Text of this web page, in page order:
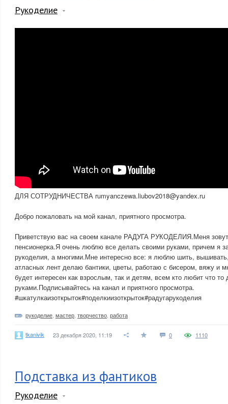
Рукоделие
ДЛЯ СОТРУДНИЧЕСТВА rumyanczewa.liubov2018@yandex.ru
Добро пожаловать на мой канал, приятного просмотра.
Приветствую вас на своем канале РАДУГА РУКОДЕЛИЯ.Меня
пенсионерка.Я очень люблю все делать своими руками, причем я
рукоделия, а многими.Мне интересно все: я люблю шить,
атласных лент делаю бантики, цветы, работаю с бисером, вяжу и
будет интересен как взрослым, так и детям, всем кто любит что то
руками.Подписывайтесь на канал и приятного просмотра.
#шкатулкаизоткрыток#поделкиизоткрыток#радугарукоделия
рукоделие мастер творчество работа
tkanivik 23 декабря 2020, 11:19 0 1110
Подставка из фантиков
Рукоделие